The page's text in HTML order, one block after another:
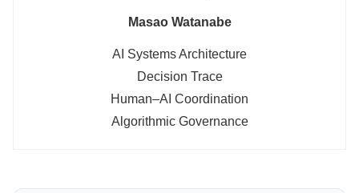
Masao Watanabe
AI Systems Architecture
Decision Trace
Human–AI Coordination
Algorithmic Governance